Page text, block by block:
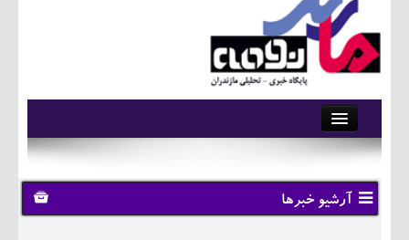
آرشیو
تماس با ما
وبلاگ
آرشیو خبرها